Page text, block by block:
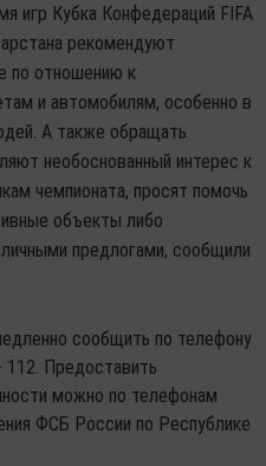
игр Кубка Конфедераций FIFA
рекомендуют
по отношению к
и автомобилям, особенно в
А также обращать
необоснованный интерес к
чемпионата, просят помочь
объекты либо
предлогами, сообщили
сообщить по телефону
Предоставить
можно по телефонам
ФСБ России по Республике